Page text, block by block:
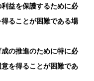
益を保護するために必
ることが困難である場
の推進のために特に必
を得ることが困難であ